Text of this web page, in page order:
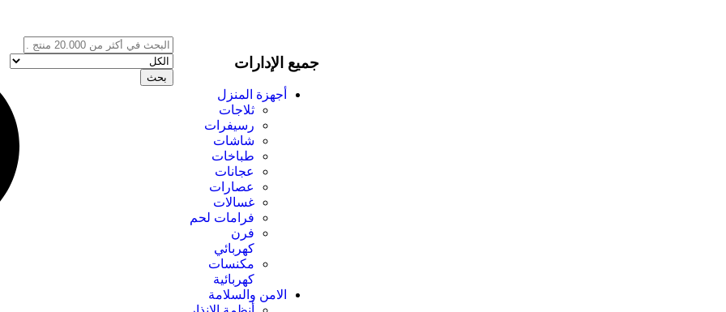
جميع الإدارات
أجهزة المنزل
ثلاجات
رسيفرات
شاشات
طباخات
عجانات
عصارات
غسالات
فرامات لحم
فرن
كهربائي
مكنسات
كهربائية
الامن والسلامة
بحث